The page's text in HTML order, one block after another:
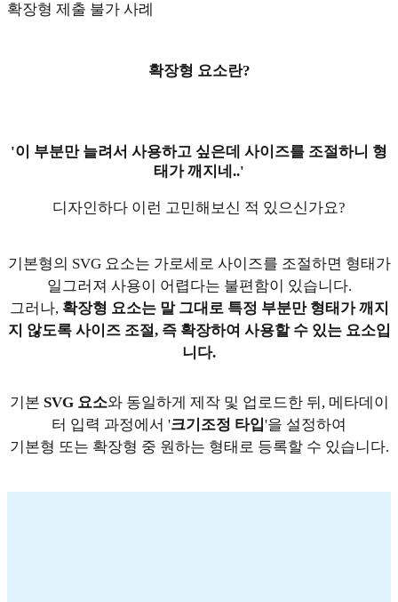
확장형 제출 불가 사례
확장형 요소란?
'이 부분만 늘려서 사용하고 싶은데 사이즈를 조절하니 형
태가 깨지네..'
디자인하다 이런 고민해보신 적 있으신가요?
기본형의 SVG 요소는 가로세로 사이즈를 조절하면 형태가
일그러져 사용이 어렵다는 불편함이 있습니다.
그러나, 확장형 요소는 말 그대로 특정 부분만 형태가 깨지
지 않도록 사이즈 조절, 즉 확장하여 사용할 수 있는 요소입
니다.
기본 SVG 요소와 동일하게 제작 및 업로드한 뒤, 메타데이
터 입력 과정에서 '크기조정 타입'을 설정하여
기본형 또는 확장형 중 원하는 형태로 등록할 수 있습니다.